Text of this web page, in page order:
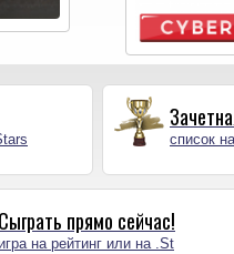
список
Сыграть прямо сейчас!
игра на рейтинг или на .St